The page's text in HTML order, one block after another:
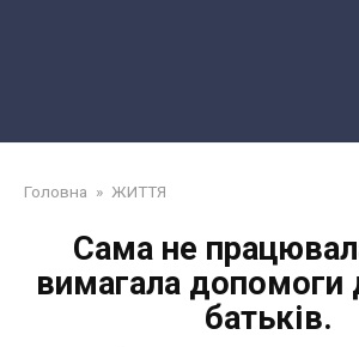
Головна » ЖИТТЯ
Сама не
вимагала допомоги
батьків.